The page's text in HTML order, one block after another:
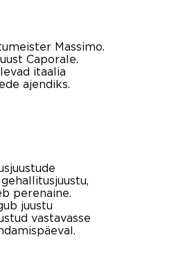
Massimo.
Caporale.
itaalia
ajendiks.
perenaine.
juustu
vastavasse